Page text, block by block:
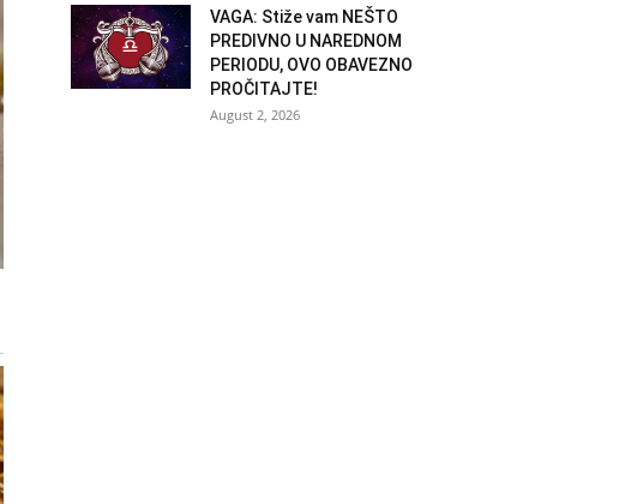
VAGA: Stiže vam NEŠTO
PREDIVNO U NAREDNOM
PERIODU, OVO OBAVEZNO
PROČITAJTE!
August 2, 2026